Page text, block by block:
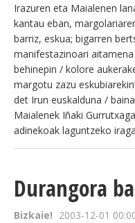
Irazuren eta Maialenen
kantau eban,
barriz, eskua; bigarren
manifestazinoari
behinepin / kolore
margotu zazu
det Irun euskalduna /
Maialenek Iñaki
adinekoak laguntzeko
Durangora
Bizkaie! 2003-12-01